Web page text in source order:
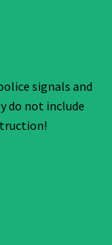
signals and
do not include